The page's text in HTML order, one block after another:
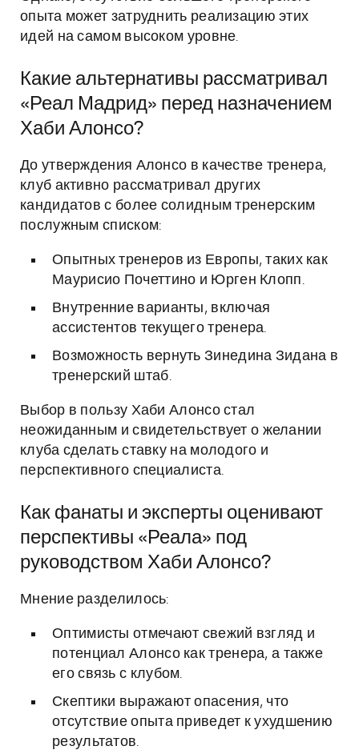
опыта может затруднить реализацию этих
идей на самом высоком уровне.
Какие альтернативы рассматривал
«Реал Мадрид» перед назначением
Хаби Алонсо?
До утверждения Алонсо в качестве тренера,
клуб активно рассматривал других
кандидатов с более солидным тренерским
послужным списком:
Опытных тренеров из Европы, таких как
Маурисио Почеттино и Юрген Клопп.
Внутренние варианты, включая
ассистентов текущего тренера.
Возможность вернуть Зинедина Зидана в
тренерский штаб.
Выбор в пользу Хаби Алонсо стал
неожиданным и свидетельствует о желании
клуба сделать ставку на молодого и
перспективного специалиста.
Как фанаты и эксперты оценивают
перспективы «Реала» под
руководством Хаби Алонсо?
Мнение разделилось:
Оптимисты отмечают свежий взгляд и
потенциал Алонсо как тренера, а также
его связь с клубом.
Скептики выражают опасения, что
отсутствие опыта приведет к ухудшению
результатов.